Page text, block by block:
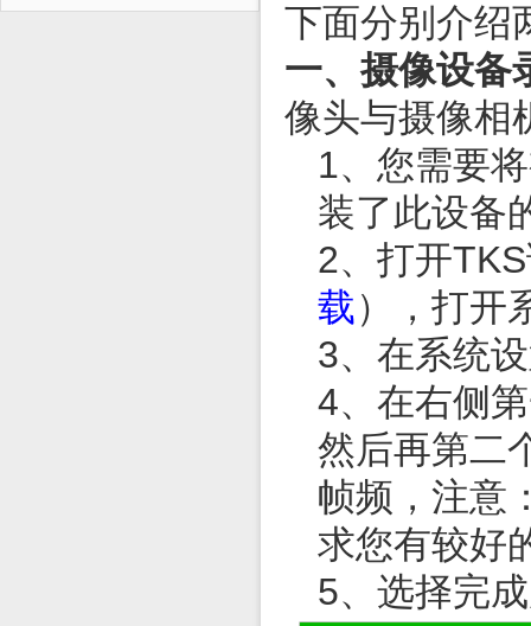
下面分别介绍
一、摄像设备
像头与摄像相
1、您需要
装了此设备
2、打开TKS
载），打开
3、在系统
4、在右侧
然后再第二
帧频，注意
求您有较好
5、选择完